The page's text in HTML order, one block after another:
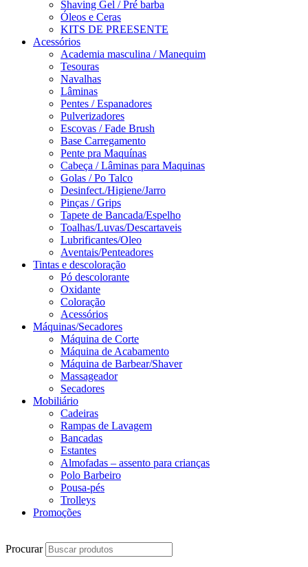
Shaving Gel / Pré barba
Óleos e Ceras
KITS DE PREESENTE
Acessórios
Academia masculina / Manequim
Tesouras
Navalhas
Lâminas
Pentes / Espanadores
Pulverizadores
Escovas / Fade Brush
Base Carregamento
Pente pra Maquínas
Cabeça / Lâminas para Maquinas
Golas / Po Talco
Desinfect./Higiene/Jarro
Pinças / Grips
Tapete de Bancada/Espelho
Toalhas/Luvas/Descartaveis
Lubrificantes/Oleo
Aventais/Penteadores
Tintas e descoloração
Pó descolorante
Oxidante
Coloração
Acessórios
Máquinas/Secadores
Máquina de Corte
Máquina de Acabamento
Máquina de Barbear/Shaver
Massageador
Secadores
Mobiliário
Cadeiras
Rampas de Lavagem
Bancadas
Estantes
Almofadas – assento para crianças
Polo Barbeiro
Pousa-pés
Trolleys
Promoções
Procurar